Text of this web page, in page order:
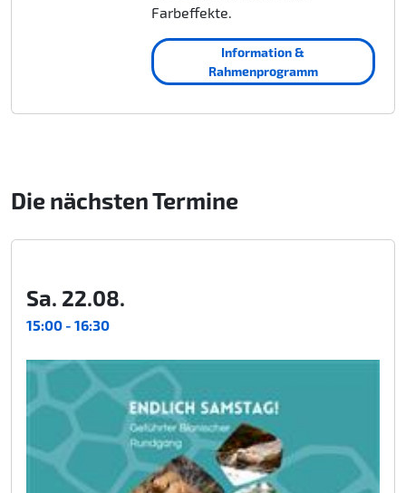
Farbeffekte.
Information &
Rahmenprogramm
Die nächsten Termine
Sa. 22.08.
15:00 - 16:30